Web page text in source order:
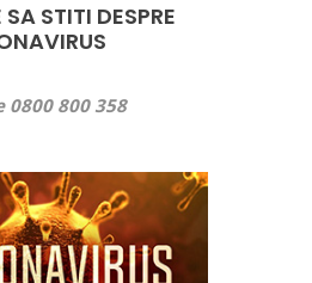
SA STITI DESPRE
0800 800 358